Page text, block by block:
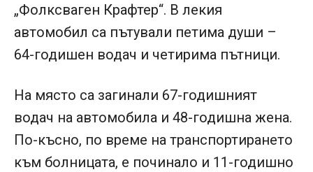
„Фолксваген Крафтер“. В лекия
автомобил са пътували петима души –
64-годишен водач и четирима пътници.
На място са загинали 67-годишният
водач на автомобила и 48-годишна жена.
По-късно, по време на транспортирането
към болницата, е починало и 11-годишно